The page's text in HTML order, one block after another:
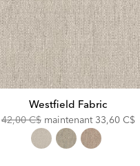
Westfield Fabric
Original
42,00 C$ maintenant Discounted
Price:
33,60 C$